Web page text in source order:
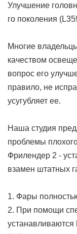
Улучшение
го поколения
Многие
качеством
вопрос его
правило, не
усугубляет ее.
Наша студия
проблемы
Фрилендер 2 -
взамен штатных
1. Фары
2. При помощи